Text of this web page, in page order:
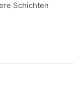
Schichten